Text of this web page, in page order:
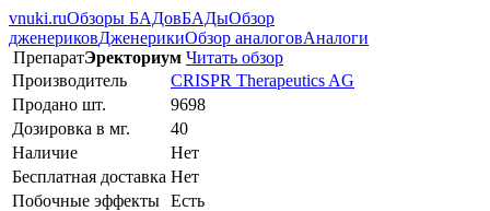
vnuki.ruОбзоры БАДовБАДыОбзор
дженериковДженерикиОбзор аналоговАналоги
ПрепаратЭректориум Читать обзор
Производитель
CRISPR Therapeutics AG
Продано шт.
9698
Дозировка в мг.
40
Наличие
Нет
Бесплатная доставка Нет
Побочные эффекты Есть